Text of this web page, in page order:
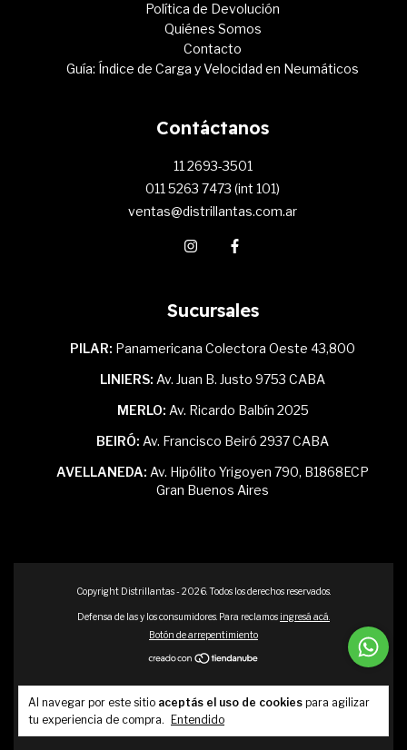
Al navegar por este sitio aceptás el uso de cookies para agilizar
tu experiencia de compra.
Entendido
Política de Devolución
Quiénes Somos
Contacto
Guía: Índice de Carga y Velocidad en Neumáticos
Contáctanos
11 2693-3501
011 5263 7473 (int 101)
ventas@distrillantas.com.ar
Sucursales
PILAR: Panamericana Colectora Oeste 43,800
LINIERS: Av. Juan B. Justo 9753 CABA
MERLO: Av. Ricardo Balbín 2025
BEIRÓ: Av. Francisco Beiró 2937 CABA
AVELLANEDA: Av. Hipólito Yrigoyen 790, B1868ECP
Gran Buenos Aires
Copyright Distrillantas - 2026. Todos los derechos reservados.
Defensa de las y los consumidores. Para reclamos ingresá acá.
Botón de arrepentimiento